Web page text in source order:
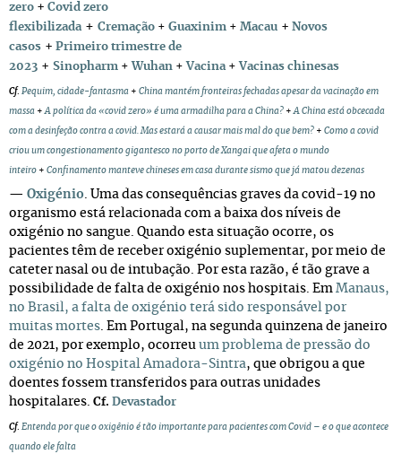
zero + Covid zero
flexibilizada + Cremação + Guaxinim + Macau + Novos
casos + Primeiro trimestre de
2023 + Sinopharm + Wuhan + Vacina + Vacinas chinesas
Cf. Pequim, cidade-fantasma + China mantém fronteiras fechadas apesar da vacinação em
massa +A política da «covid zero» é uma armadilha para a China? + A China está obcecada
com a desinfeção contra a covid. Mas estará a causar mais mal do que bem? + Como a covid
criou um congestionamento gigantesco no porto de Xangai que afeta o mundo
inteiro + Confinamento manteve chineses em casa durante sismo que já matou dezenas
— Oxigénio. Uma das consequências graves da covid-19 no
organismo está relacionada com a baixa dos níveis de
oxigénio no sangue. Quando esta situação ocorre, os
pacientes têm de receber oxigénio suplementar, por meio de
cateter nasal ou de intubação. Por esta razão, é tão grave a
possibilidade de falta de oxigénio nos hospitais. Em Manaus,
no Brasil, a falta de oxigénio terá sido responsável por
muitas mortes. Em Portugal, na segunda quinzena de janeiro
de 2021, por exemplo, ocorreu um problema de pressão do
oxigénio no Hospital Amadora-Sintra, que obrigou a que
doentes fossem transferidos para outras unidades
hospitalares. Cf. Devastador
Cf. Entenda por que o oxigênio é tão importante para pacientes com Covid – e o que acontece
quando ele falta